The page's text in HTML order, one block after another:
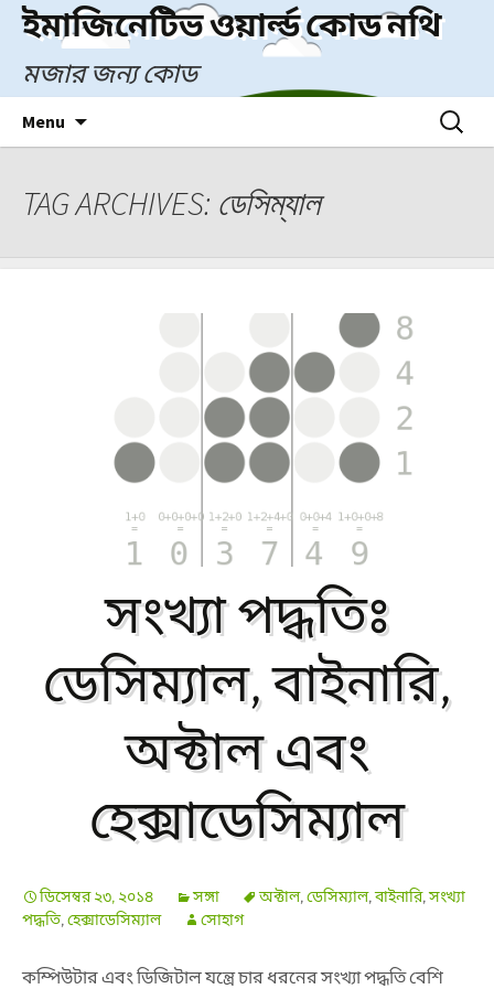
Skip
content
ইমাজিনেটিভ ওয়ার্ল্ড কোড নথি
মজার জন্য কোড
Menu
Search
for:
TAG ARCHIVES: ডেসিম্যাল
সংখ্যা পদ্ধতিঃ
ডেসিম্যাল, বাইনারি,
অক্টাল এবং
হেক্সাডেসিম্যাল
ডিসেম্বর ২৩, ২০১৪ সঙ্গা অক্টাল,ডেসিম্যাল,বাইনারি,সংখ্যা
পদ্ধতি,হেক্সাডেসিম্যাল সোহাগ
কম্পিউটার এবং ডিজিটাল যন্ত্রে চার ধরনের সংখ্যা পদ্ধতি বেশি